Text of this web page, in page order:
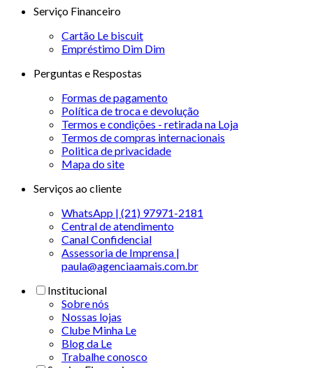
Serviço Financeiro
Cartão Le biscuit
Empréstimo Dim Dim
Perguntas e Respostas
Formas de pagamento
Política de troca e devolução
Termos e condições - retirada na Loja
Termos de compras internacionais
Politica de privacidade
Mapa do site
Serviços ao cliente
WhatsApp | (21) 97971-2181
Central de atendimento
Canal Confidencial
Assessoria de Imprensa |
paula@agenciaamais.com.br
Institucional
Sobre nós
Nossas lojas
Clube Minha Le
Blog da Le
Trabalhe conosco